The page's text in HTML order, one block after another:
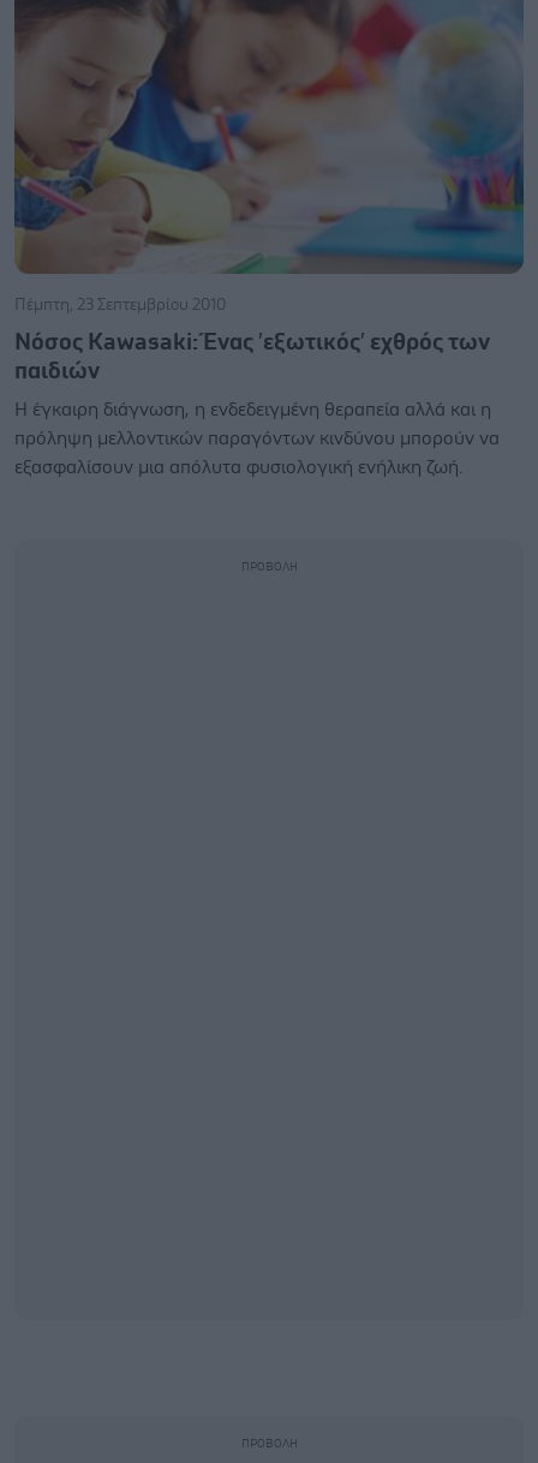
Πέμπτη, 23 Σεπτεμβρίου 2010
Νόσος Kawasaki: Ένας ′εξωτικός′ εχθρός των
παιδιών
Η έγκαιρη διάγνωση, η ενδεδειγμένη θεραπεία αλλά και η
πρόληψη μελλοντικών παραγόντων κινδύνου μπορούν να
εξασφαλίσουν μια απόλυτα φυσιολογική ενήλικη ζωή.